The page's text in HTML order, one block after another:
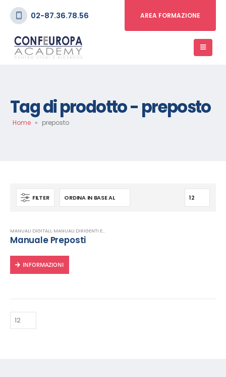
02-87.36.78.56 AREA FORMAZIONE
Tag di prodotto - preposto
Home » preposto
FILTER
MANUALI DIGITALI, MANUALI DIRIGENTI E PREPOSTI
Manuale Preposti
INFORMAZIONI